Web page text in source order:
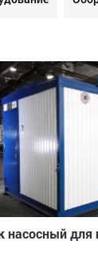
насосный для